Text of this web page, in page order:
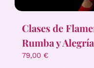
Clases de
Rumba y
79,00 €